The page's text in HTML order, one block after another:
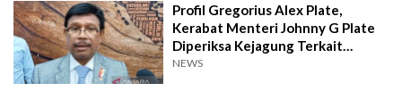
Profil Gregorius Alex Plate,
Kerabat Menteri Johnny G Plate
Diperiksa Kejagung Terkait
Dugaan Korupsi BTS
NEWS